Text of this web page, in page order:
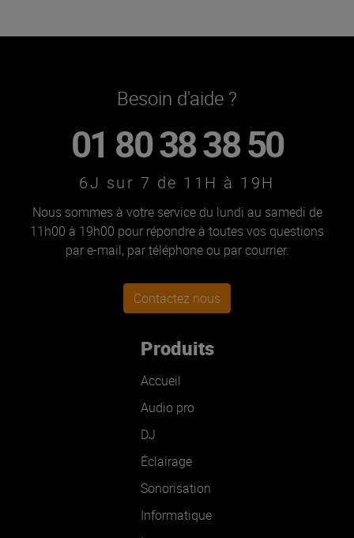
Besoin d'aide ?
01 80 38 38 50
6J sur 7 de 11H à 19H
Nous sommes à votre service du lundi au samedi de
11h00 à 19h00 pour répondre à toutes vos questions
par e-mail, par téléphone ou par courrier.
Contactez nous
Produits
Accueil
Audio pro
DJ
Éclairage
Sonorisation
Informatique